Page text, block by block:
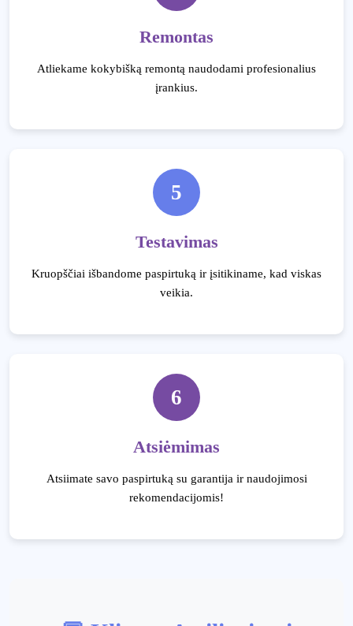
Remontas
Atliekame kokybišką remontą naudodami profesionalius
įrankius.
5
Testavimas
Kruopščiai išbandome paspirtuką ir įsitikiname, kad viskas
veikia.
6
Atsiėmimas
Atsiimate savo paspirtuką su garantija ir naudojimosi
rekomendacijomis!